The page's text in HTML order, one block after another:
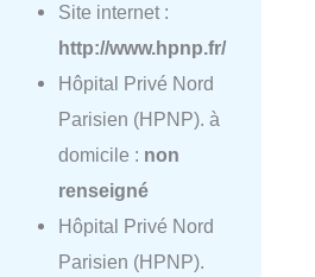
Site internet :
http://www.hpnp.fr/
Hôpital Privé Nord
Parisien (HPNP). à
domicile : non
renseigné
Hôpital Privé Nord
Parisien (HPNP).